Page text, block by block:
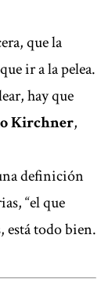
que la
ir a la pelea.
hay que
Kirchner,
definición
“el que
está todo bien.